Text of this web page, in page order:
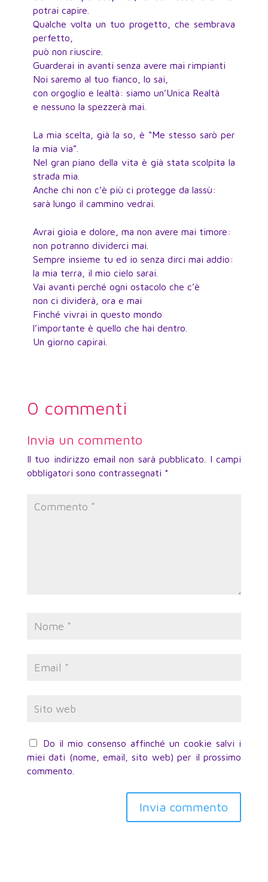
potrai capire.
Qualche volta un tuo progetto, che sembrava
perfetto,
può non riuscire.
Guarderai in avanti senza avere mai rimpianti
Noi saremo al tuo fianco, lo sai,
con orgoglio e lealtà: siamo un’Unica Realtà
e nessuno la spezzerà mai.
La mia scelta, già la so, è “Me stesso sarò per
la mia via”.
Nel gran piano della vita è già stata scolpita la
strada mia.
Anche chi non c’è più ci protegge da lassù:
sarà lungo il cammino vedrai.
Avrai gioia e dolore, ma non avere mai timore:
non potranno dividerci mai.
Sempre insieme tu ed io senza dirci mai addio:
la mia terra, il mio cielo sarai.
Vai avanti perché ogni ostacolo che c’è
non ci dividerà, ora e mai
Finché vivrai in questo mondo
l’importante è quello che hai dentro.
Un giorno capirai.
0 commenti
Invia un commento
Il tuo indirizzo email non sarà pubblicato.
I campi
obbligatori sono contrassegnati *
Do il mio consenso affinché un cookie salvi i
miei dati (nome, email, sito web) per il prossimo
commento.
Invia commento